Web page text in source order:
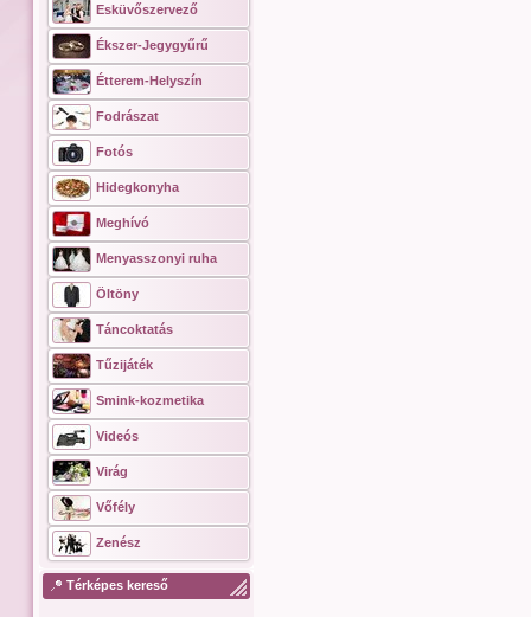
Esküvőszervező
Ékszer-Jegygyűrű
Étterem-Helyszín
Fodrászat
Fotós
Hidegkonyha
Meghívó
Menyasszonyi ruha
Öltöny
Táncoktatás
Tűzijáték
Smink-kozmetika
Videós
Virág
Vőfély
Zenész
Térképes kereső